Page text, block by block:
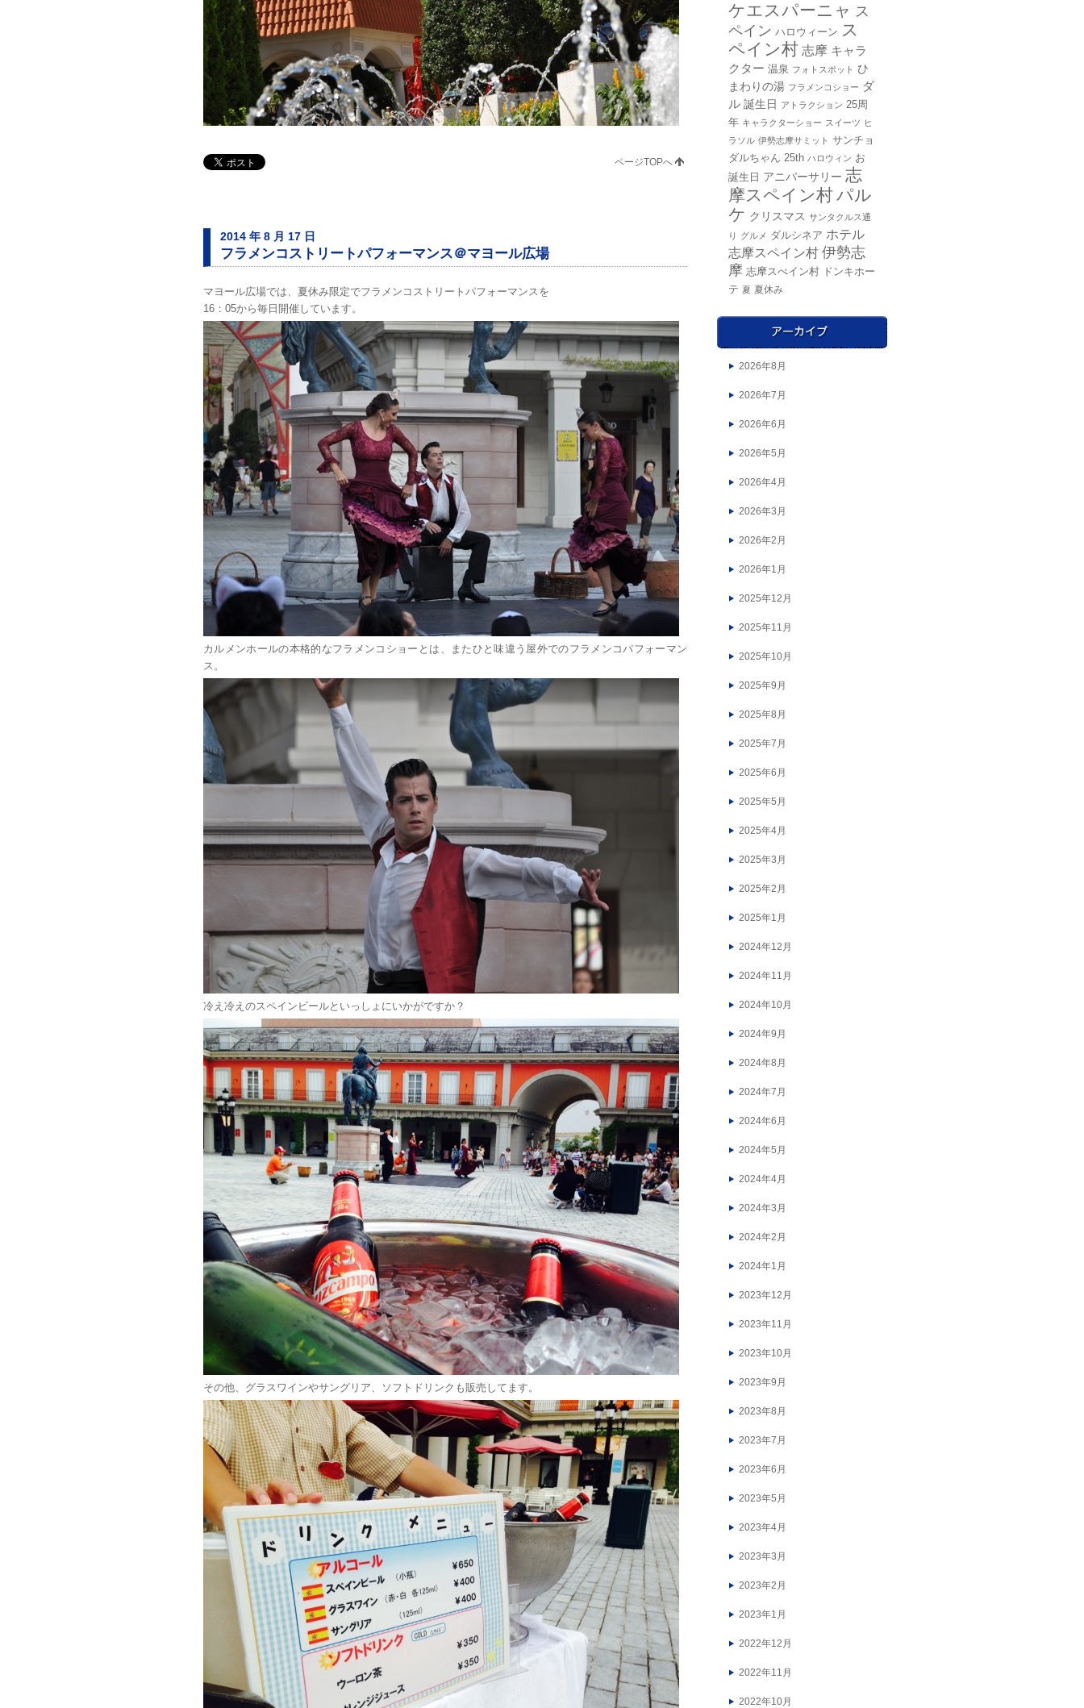
ページTOPへ
2014 年 8 月 17 日
フラメンコストリートパフォーマンス＠マヨール広場
マヨール広場では、夏休み限定でフラメンコストリートパフォーマンスを
16：05から毎日開催しています。
カルメンホールの本格的なフラメンコショーとは、またひと味違う屋外でのフラメンコパフォーマン
ス。
冷え冷えのスペインビールといっしょにいかがですか？
その他、グラスワインやサングリア、ソフトドリンクも販売してます。
ケエスパーニャ ス
ペイン ハロウィーン ス
ペイン村 志摩 キャラ
クター 温泉 フォトスポット ひ
まわりの湯 フラメンコショー ダ
ル 誕生日 アトラクション 25周
年 キャラクターショー スイーツ ヒ
ラソル 伊勢志摩サミット サンチョ
ダルちゃん 25th ハロウィン お
誕生日 アニバーサリー 志
摩スペイン村パル
ケ クリスマス サンタクルス通
り グルメ ダルシネア ホテル
志摩スペイン村 伊勢志
摩 志摩スぺイン村 ドンキホー
テ 夏 夏休み
2026年8月
2026年7月
2026年6月
2026年5月
2026年4月
2026年3月
2026年2月
2026年1月
2025年12月
2025年11月
2025年10月
2025年9月
2025年8月
2025年7月
2025年6月
2025年5月
2025年4月
2025年3月
2025年2月
2025年1月
2024年12月
2024年11月
2024年10月
2024年9月
2024年8月
2024年7月
2024年6月
2024年5月
2024年4月
2024年3月
2024年2月
2024年1月
2023年12月
2023年11月
2023年10月
2023年9月
2023年8月
2023年7月
2023年6月
2023年5月
2023年4月
2023年3月
2023年2月
2023年1月
2022年12月
2022年11月
2022年10月